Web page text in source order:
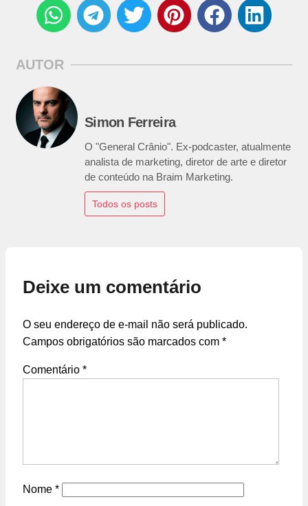
AUTOR
Simon Ferreira
O "General Crânio". Ex-podcaster, atualmente
analista de marketing, diretor de arte e diretor
de conteúdo na Braim Marketing.
Todos os posts
Deixe um comentário
O seu endereço de e-mail não será publicado.
Campos obrigatórios são marcados com *
Comentário *
Nome *